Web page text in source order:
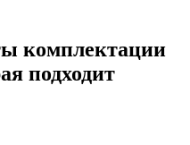
комплектации
подходит